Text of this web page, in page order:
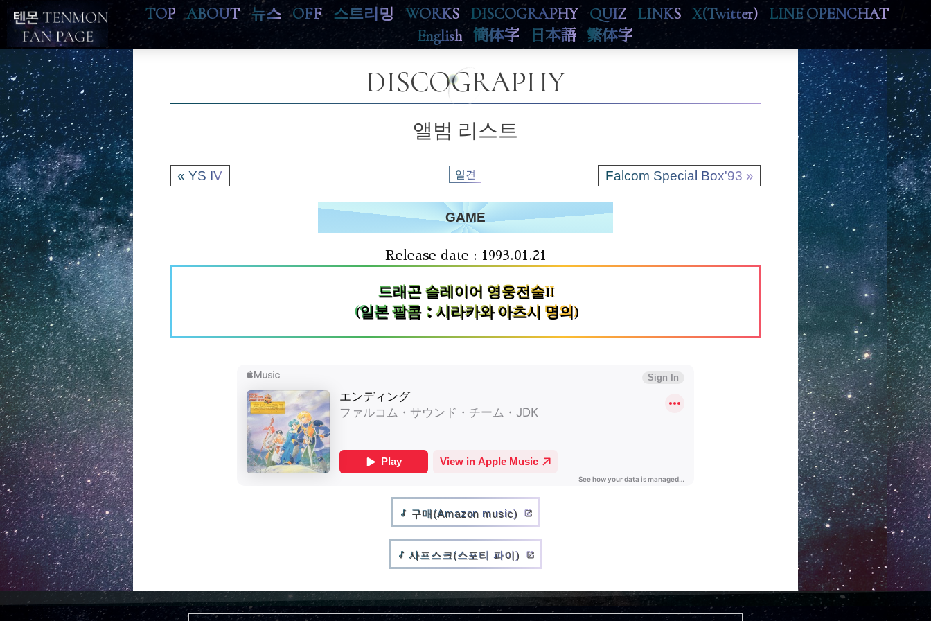
TOP ABOUT 뉴스 OFF 스트리밍 WORKS DISCOGRAPHY QUIZ LINKS X(Twitter) LINE OPENCHAT
English
簡体字 日本語 繁体字
DISCOGRAPHY
앨범 리스트
« YS IV 일견 Falcom Special Box'93 »
GAME
Release date : 1993.01.21
드래곤 슬레이어 영웅전술II
(일본 팔콤：시라카와 아츠시 명의)
audiotrack 구매(Amazon music) open_in_new
audiotrack 사프스크(스포티 파이) open_in_new